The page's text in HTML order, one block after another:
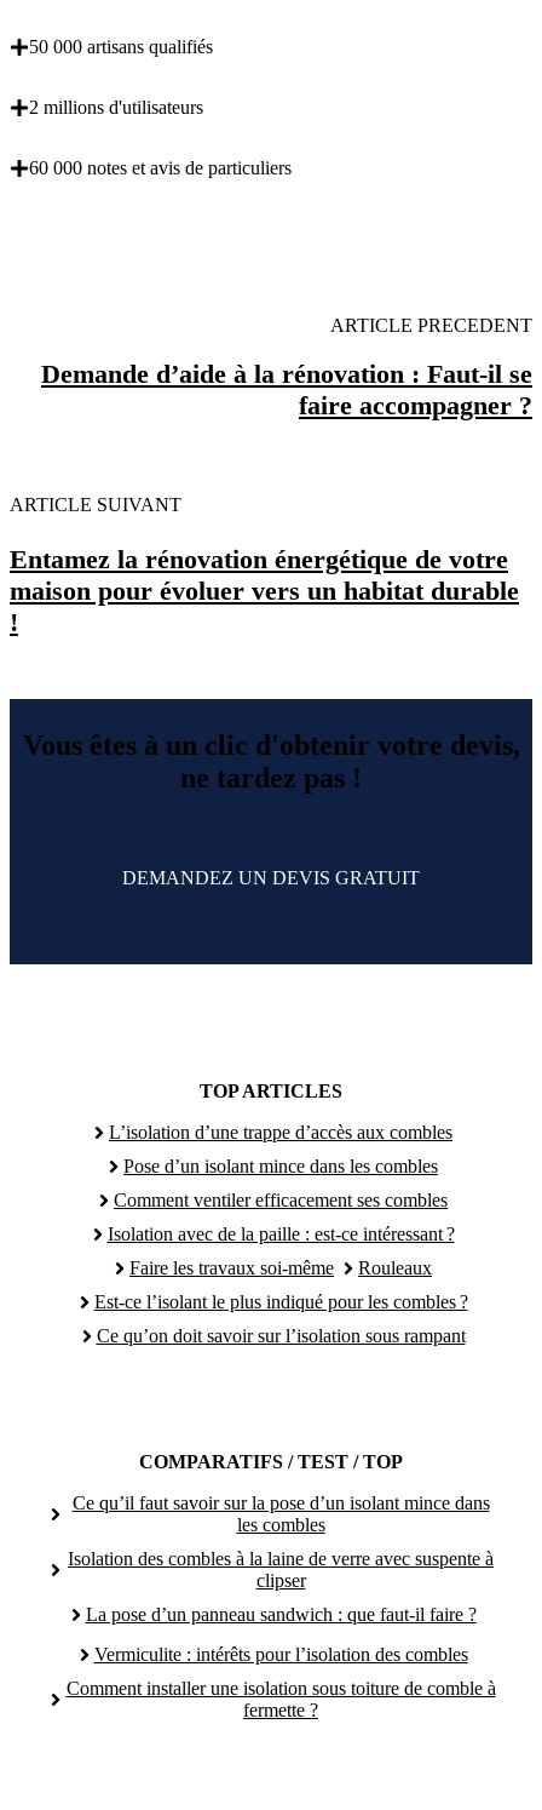
50 000 artisans qualifiés
2 millions d'utilisateurs
60 000 notes et avis de particuliers
ARTICLE PRECEDENT
Demande d’aide à la rénovation : Faut-il se
faire accompagner ?
ARTICLE SUIVANT
Entamez la rénovation énergétique de votre
maison pour évoluer vers un habitat durable
!
Vous êtes à un clic d'obtenir votre devis,
ne tardez pas !
DEMANDEZ UN DEVIS GRATUIT
TOP ARTICLES
L’isolation d’une trappe d’accès aux combles
Pose d’un isolant mince dans les combles
Comment ventiler efficacement ses combles
Isolation avec de la paille : est-ce intéressant ?
Faire les travaux soi-même
Rouleaux
Est-ce l’isolant le plus indiqué pour les combles ?
Ce qu’on doit savoir sur l’isolation sous rampant
COMPARATIFS / TEST / TOP
Ce qu’il faut savoir sur la pose d’un isolant mince dans
les combles
Isolation des combles à la laine de verre avec suspente à
clipser
La pose d’un panneau sandwich : que faut-il faire ?
Vermiculite : intérêts pour l’isolation des combles
Comment installer une isolation sous toiture de comble à
fermette ?